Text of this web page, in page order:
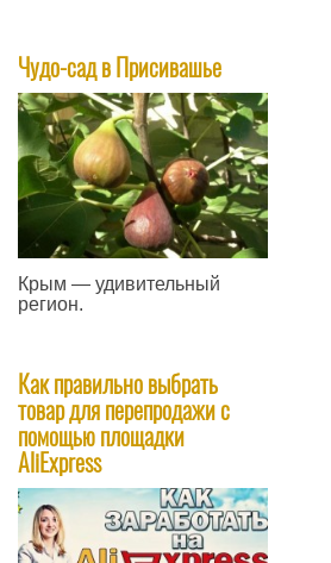
Чудо-сад в Присивашье
Крым — удивительный
регион.
Как правильно выбрать
товар для перепродажи с
помощью площадки
AliExpress